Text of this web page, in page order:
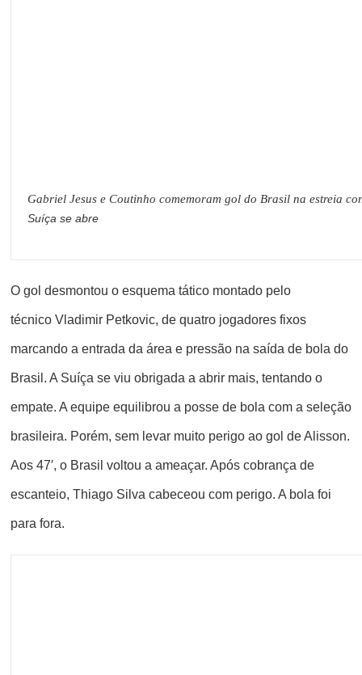
Gabriel Jesus e Coutinho comemoram gol do Brasil na estreia
Suíça se abre
O gol desmontou o esquema tático montado pelo
técnico Vladimir Petkovic, de quatro jogadores fixos
marcando a entrada da área e pressão na saída de bola do
Brasil. A Suíça se viu obrigada a abrir mais, tentando o
empate. A equipe equilibrou a posse de bola com a seleção
brasileira. Porém, sem levar muito perigo ao gol de Alisson.
Aos 47′, o Brasil voltou a ameaçar. Após cobrança de
escanteio, Thiago Silva cabeceou com perigo. A bola foi
para fora.